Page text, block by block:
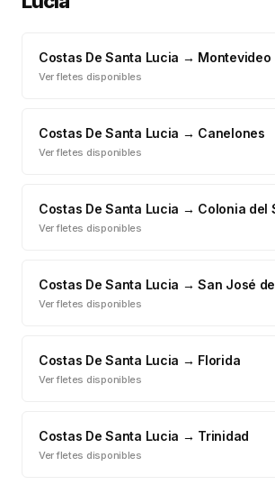
Costas De Santa Lucia → Montevideo
Ver fletes disponibles
Costas De Santa Lucia → Canelones
Ver fletes disponibles
Costas De Santa Lucia → Colonia del
Ver fletes disponibles
Costas De Santa Lucia →San José
Ver fletes disponibles
Costas De Santa Lucia → Florida
Ver fletes disponibles
Costas De Santa Lucia → Trinidad
Ver fletes disponibles